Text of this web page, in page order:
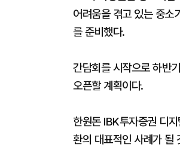
어려움을 겪고 있는 중소
를 준비했다.
간담회를 시작으로 하반
오픈할 계획이다.
한원돈 IBK투자증권 디
환의 대표적인 사례가 될